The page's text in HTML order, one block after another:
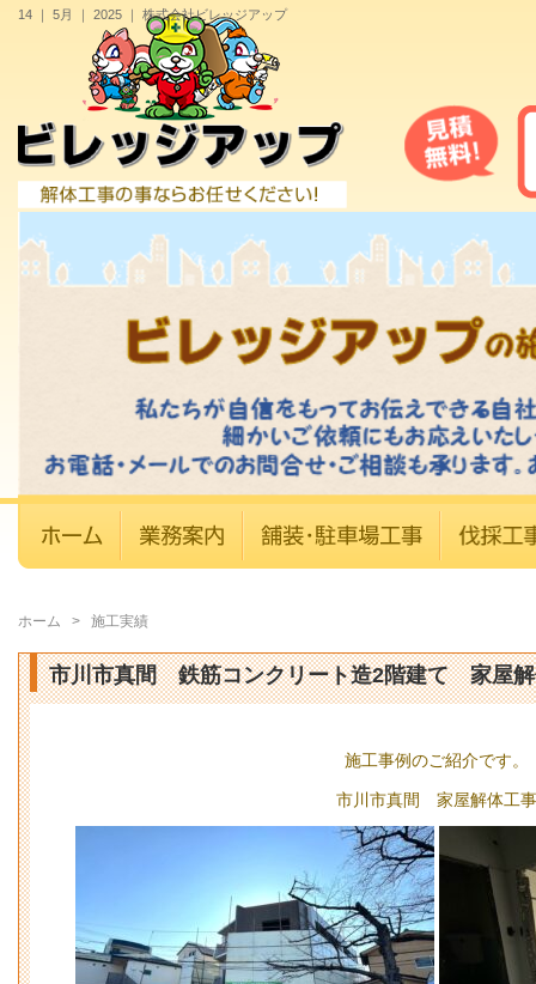
14 ｜ 5月 ｜ 2025 ｜ 株式会社ビレッジアップ
ホーム > 施工実績
市川市真間 鉄筋コンクリート造2階建て 家屋
施工事例のご紹介です。
市川市真間 家屋解体工事